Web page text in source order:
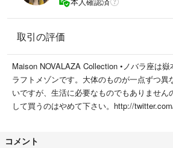
取引の評価
Maison NOVALAZA Collection •ノバラ座は
ラフトメゾンです。大体のものが一点ずつ異
いですが、生活に必要なものでもありません
して買うのはやめて下さい。http://
コメント